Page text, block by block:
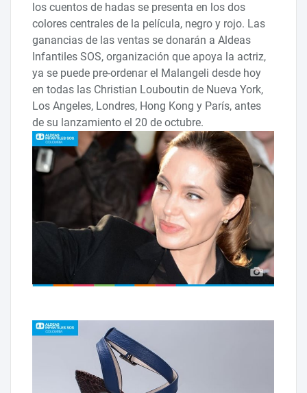
los cuentos de hadas se presenta en los dos
colores centrales de la película, negro y rojo. Las
ganancias de las ventas se donarán a Aldeas
Infantiles SOS, organización que apoya la actriz,
ya se puede pre-ordenar el Malangeli desde hoy
en todas las Christian Louboutin de Nueva York,
Los Angeles, Londres, Hong Kong y París, antes
de su lanzamiento el 20 de octubre.